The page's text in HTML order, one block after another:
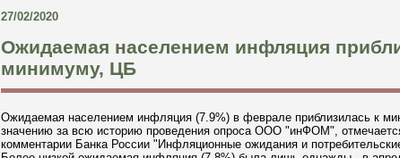
27/02/2020
Ожидаемая населением инфляция
минимуму, ЦБ
Ожидаемая населением инфляция (7.9%) в феврале приблизилась к
значению за всю историю проведения опроса ООО "инФОМ",
комментарии Банка России "Инфляционные ожидания и